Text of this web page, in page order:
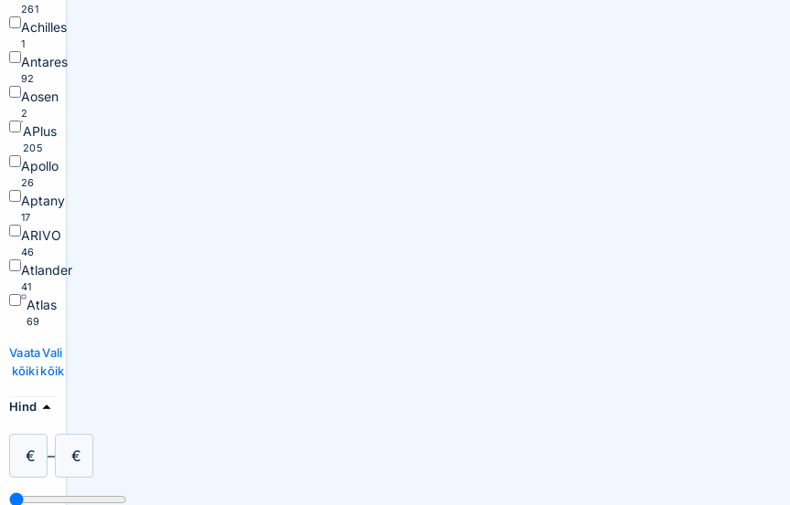
261
Achilles
1
Antares
92
Aosen
2
APlus
205
Apollo
26
Aptany
17
ARIVO
46
Atlander
41
Atlas
69
Vaata
kõiki
Vali
kõik
Hind
€ – €